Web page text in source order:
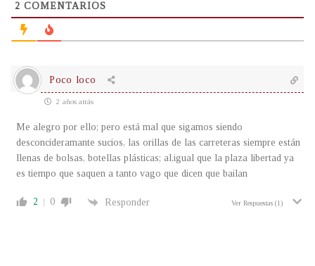
2 COMENTARIOS
Poco loco
2 años atrás
Me alegro por ello; pero está mal que sigamos siendo
desconcideramante sucios, las orillas de las carreteras siempre están
llenas de bolsas, botellas plásticas; al,igual que la plaza libertad ya
es tiempo que saquen a tanto vago que dicen que bailan
2 0 Responder Ver Respuestas (1)